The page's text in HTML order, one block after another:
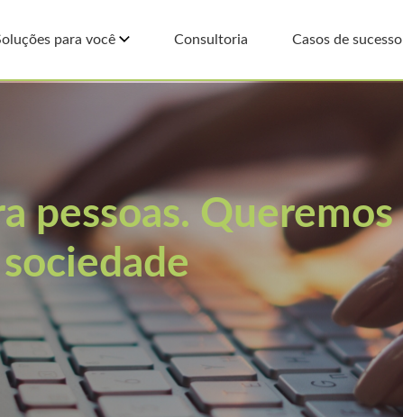
para você Consultoria Casos de sucesso
pessoas. Queremos